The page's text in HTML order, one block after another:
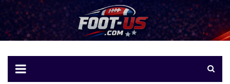
to
content
Foot-US
Le football américain en français